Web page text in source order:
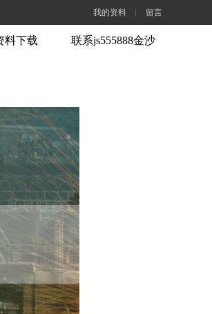
我的资料 留言
料下载 联系js555888金沙